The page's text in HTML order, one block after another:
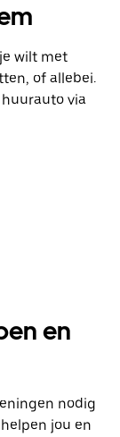
wilt met
of allebei.
via
en
nodig
jou en